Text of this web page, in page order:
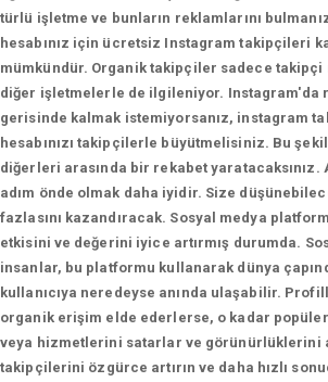
türlü işletme ve bunların reklamlarını
hesabınız için ücretsiz Instagram takipçileri
mümkündür. Organik takipçiler sadece takipçi
diğer işletmelerle de ilgileniyor. Instagram'da
gerisinde kalmak istemiyorsanız, instagram
hesabınızı takipçilerle büyütmelisiniz. Bu
diğerleri arasında bir rekabet yaratacaksınız.
adım önde olmak daha iyidir. Size
fazlasını kazandıracak. Sosyal medya
etkisini ve değerini iyice artırmış durumda.
insanlar, bu platformu kullanarak dünya
kullanıcıya neredeyse anında ulaşabilir.
organik erişim elde ederlerse, o kadar
veya hizmetlerini satarlar ve görünürlüklerini
takipçilerini özgürce artırın ve daha hızlı